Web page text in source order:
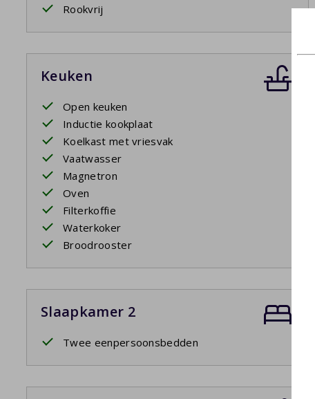
Rookvrij
Keuken
Open keuken
Inductie kookplaat
Koelkast met vriesvak
Vaatwasser
Magnetron
Oven
Filterkoffie
Waterkoker
Broodrooster
Slaapkamer 2
Twee eenpersoonsbedden